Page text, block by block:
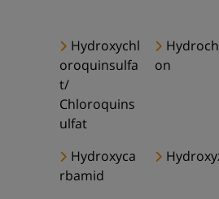
Hydroxychl
oroquinsulfa
t/
Chloroquins
ulfat
on
Hydroxyca
rbamid